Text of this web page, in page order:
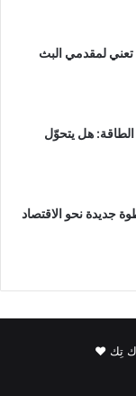
تعني لمقدمي البث
الطاقة: هل يتحوّل
نحو الاقتصاد